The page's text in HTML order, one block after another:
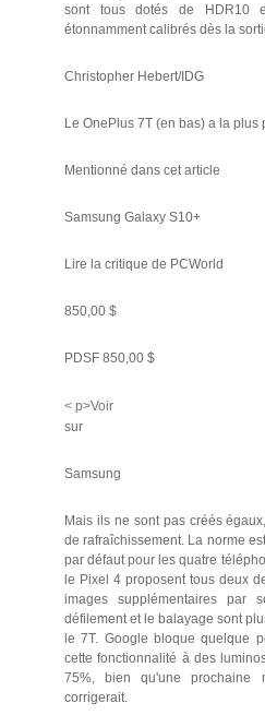
sont tous dotés de HDR10
étonnamment calibrés dès la
Christopher Hebert/IDG
Le OnePlus 7T (en bas) a la plus
Mentionné dans cet article
Samsung Galaxy S10+
Lire la critique de PCWorld
850,00 $
PDSF 850,00 $
< p>Voir
sur
Samsung
Mais ils ne sont pas créés
de rafraîchissement. La norme
par défaut pour les quatre
le Pixel 4 proposent tous deux
images supplémentaires par
défilement et le balayage sont
le 7T. Google bloque quelque
cette fonctionnalité à des
75%, bien qu'une
corrigerait.